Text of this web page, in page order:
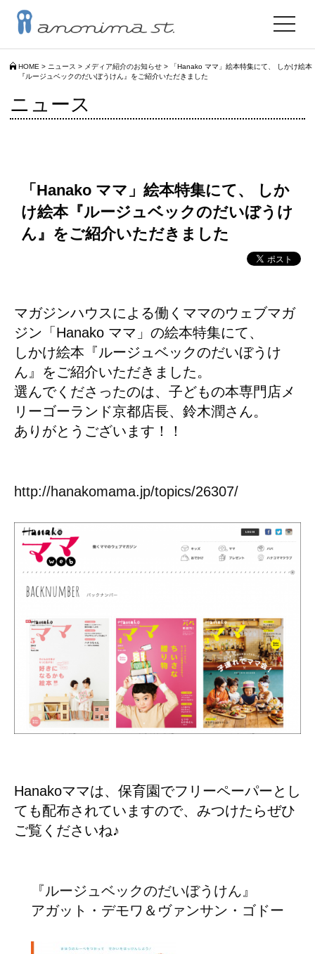
HOME > ニュース > メディア紹介のお知らせ >
「Hanako ママ」絵本特集にて、 しかけ絵本
『ルージュベックのだいぼうけん』をご紹介いただきました
toggle
ニュース
「Hanako ママ」絵本特集にて、 しか
け絵本『ルージュベックのだいぼうけ
ん』をご紹介いただきました
マガジンハウスによる働くママのウェブマガ
ジン「Hanako ママ」の絵本特集にて、
しかけ絵本『ルージュベックのだいぼうけ
ん』をご紹介いただきました。
選んでくださったのは、子どもの本専門店メ
リーゴーランド京都店長、鈴木潤さん。
ありがとうございます！！
http://hanakomama.jp/topics/26307/
Hanakoママは、保育園でフリーペーパーとし
ても配布されていますので、みつけたらぜひ
ご覧くださいね♪
『ルージュベックのだいぼうけん』
アガット・デモワ＆ヴァンサン・ゴドー